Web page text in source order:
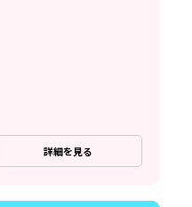
詳細を見る